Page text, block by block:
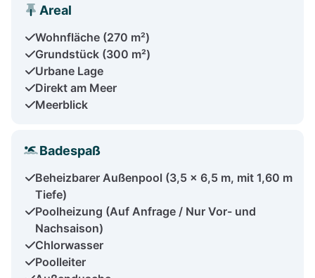
Areal
Wohnfläche (270 m²)
Grundstück (300 m²)
Urbane Lage
Direkt am Meer
Meerblick
Badespaß
Beheizbarer Außenpool (3,5 x 6,5 m, mit 1,60 m
Tiefe)
Poolheizung (Auf Anfrage / Nur Vor- und
Nachsaison)
Chlorwasser
Poolleiter